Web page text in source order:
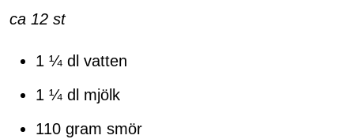
ca 12 st
1 ¼ dl vatten
1 ¼ dl mjölk
110 gram smör